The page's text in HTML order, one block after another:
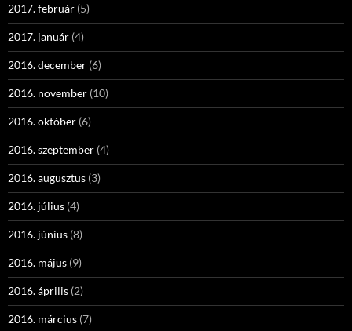
2017. február (5)
2017. január (4)
2016. december (6)
2016. november (10)
2016. október (6)
2016. szeptember (4)
2016. augusztus (3)
2016. július (4)
2016. június (8)
2016. május (9)
2016. április (2)
2016. március (7)